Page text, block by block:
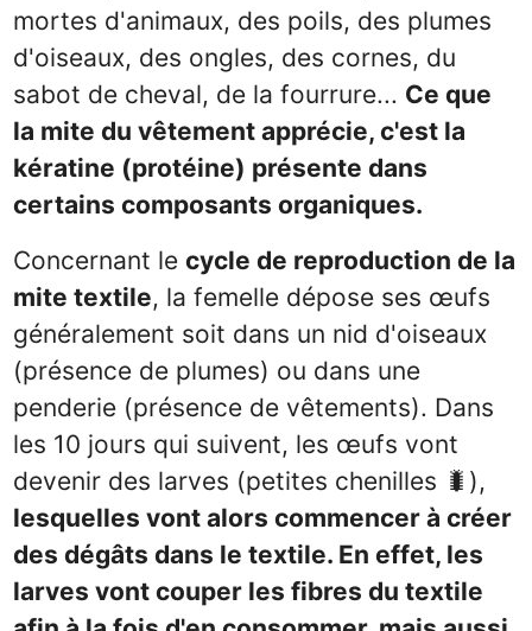
mortes d'animaux, des poils, des plumes
d'oiseaux, des ongles, des cornes, du
sabot de cheval, de la fourrure... Ce que
la mite du vêtement apprécie, c'est la
kératine (protéine) présente dans
certains composants organiques.
Concernant lecycle de reproduction de la
mite textile, la femelle dépose ses œufs
généralement soit dans un nid d'oiseaux
(présence de plumes) ou dans une
penderie (présence de vêtements). Dans
les 10 jours qui suivent, les œufs vont
devenir des larves (petites chenilles 🐛),
lesquelles vont alors commencer à créer
des dégâts dans le textile. En effet, les
larves vont couper les fibres du textile